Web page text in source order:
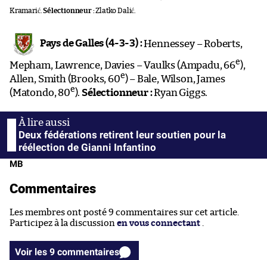
Kramarić.Sélectionneur :Zlatko Dalić.
Pays de Galles (4-3-3) :Hennessey – Roberts,
Mepham, Lawrence, Davies – Vaulks (Ampadu, 66e),
Allen, Smith (Brooks, 60e) – Bale, Wilson, James
(Matondo, 80e). Sélectionneur :Ryan Giggs.
Deux fédérations retirent leur soutien pour la
réélection de Gianni Infantino
MB
Commentaires
Les membres ont posté 9 commentaires sur cet article.
Participez à la discussion en vous connectant
Voir les 9 commentaires